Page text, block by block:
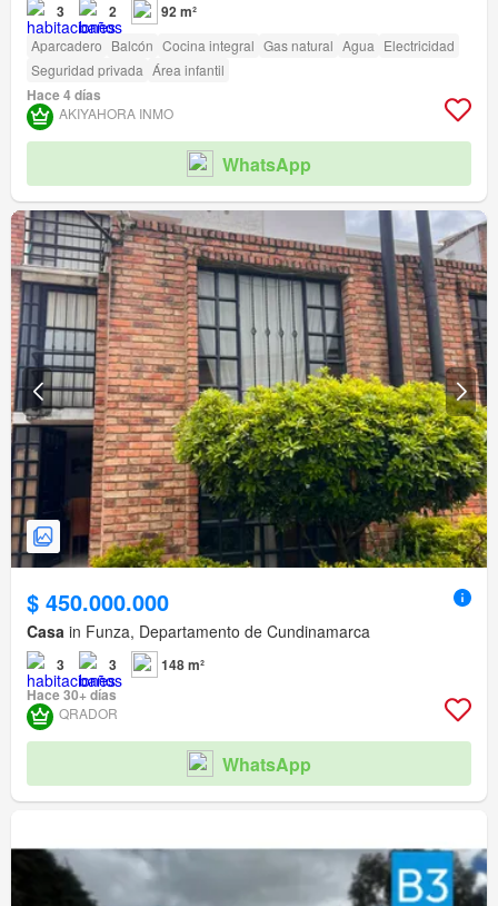
3 2 92 m²
Aparcadero Balcón Cocina integral Gas natural Agua Electricidad
Seguridad privada Área infantil
Hace 4 días
AKIYAHORA INMO
WhatsApp
$ 450.000.000
Casa in Funza, Departamento de Cundinamarca
3 3
148 m²
Hace 30+ días
QRADOR
WhatsApp